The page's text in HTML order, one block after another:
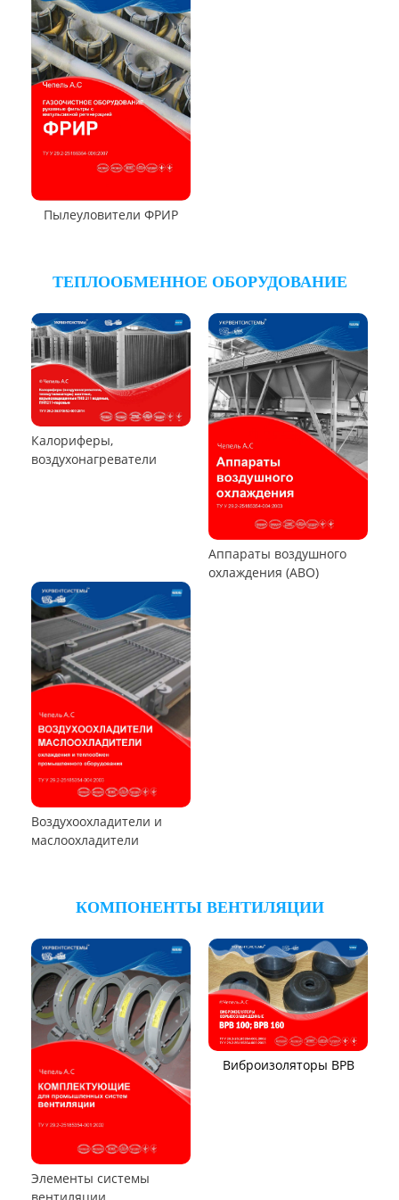
Циклон Ц
Циклон РИСИ
Циклон УЦ-38 Циклон УЦМ-38
Циклон ЦОК Циклоны
РУКАВНЫЕ ПЫЛЕУЛОВИТЕЛИ
Пылеуловители ФРИР
ТЕПЛООБМЕННОЕ ОБОРУДОВАНИЕ
воздухонагреватели
Аппараты воздушного
охлаждения (АВО)